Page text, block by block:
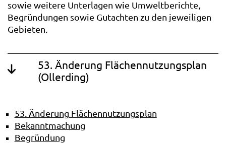
sowie weitere Unterlagen wie Umweltberichte,
Begründungen sowie Gutachten zu den jeweiligen
Gebieten.
53. Änderung Flächennutzungsplan
(Ollerding)
53. Änderung Flächennutzungsplan
Bekanntmachung
Begründung